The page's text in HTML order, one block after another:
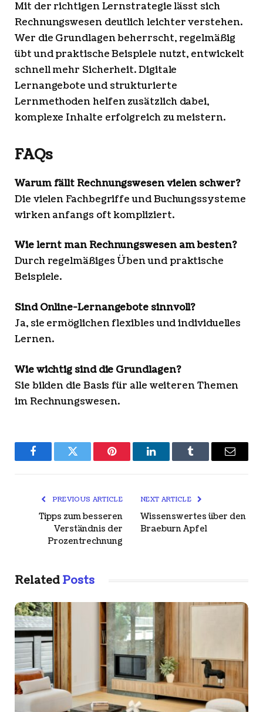
Mit der richtigen Lernstrategie lässt sich
Rechnungswesen deutlich leichter verstehen.
Wer die Grundlagen beherrscht, regelmäßig
übt und praktische Beispiele nutzt, entwickelt
schnell mehr Sicherheit. Digitale
Lernangebote und strukturierte
Lernmethoden helfen zusätzlich dabei,
komplexe Inhalte erfolgreich zu meistern.
FAQs
Warum fällt Rechnungswesen vielen schwer?
Die vielen Fachbegriffe und Buchungssysteme
wirken anfangs oft kompliziert.
Wie lernt man Rechnungswesen am besten?
Durch regelmäßiges Üben und praktische
Beispiele.
Sind Online-Lernangebote sinnvoll?
Ja, sie ermöglichen flexibles und individuelles
Lernen.
Wie wichtig sind die Grundlagen?
Sie bilden die Basis für alle weiteren Themen
im Rechnungswesen.
FacebookTwitter Pinterest LinkedInTumblr Email
PREVIOUS ARTICLE
Tipps zum besseren
Verständnis der
Prozentrechnung
NEXT ARTICLE
Wissenswertes über den
Braeburn Apfel
Related Posts